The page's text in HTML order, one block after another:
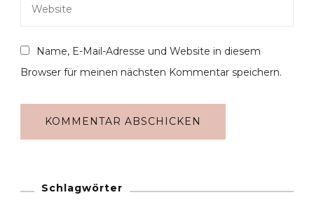
Name, E-Mail-Adresse und Website in diesem
Browser für meinen nächsten Kommentar speichern.
Schlagwörter